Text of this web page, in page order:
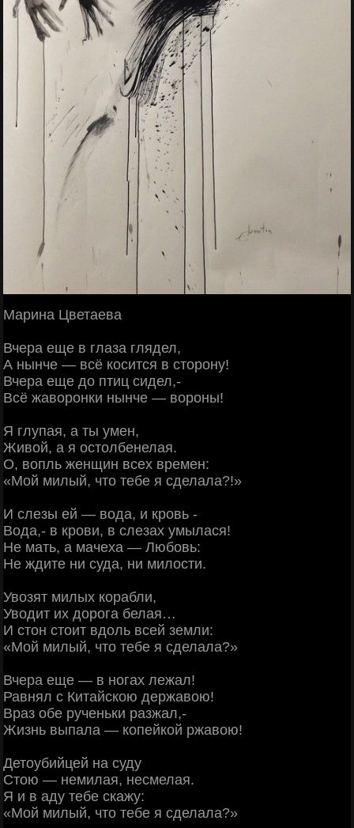
Марина Цветаева
Вчера еще в глаза глядел,
А нынче — всё косится в сторону!
Вчера еще до птиц сидел,-
Всё жаворонки нынче — вороны!
Я глупая, а ты умен,
Живой, а я остолбенелая.
О, вопль женщин всех времен:
«Мой милый, что тебе я сделала?!»
И слезы ей — вода, и кровь -
Вода,- в крови, в слезах умылася!
Не мать, а мачеха — Любовь:
Не ждите ни суда, ни милости.
Увозят милых корабли,
Уводит их дорога белая…
И стон стоит вдоль всей земли:
«Мой милый, что тебе я сделала?»
Вчера еще — в ногах лежал!
Равнял с Китайскою державою!
Враз обе рученьки разжал,-
Жизнь выпала — копейкой ржавою!
Детоубийцей на суду
Стою — немилая, несмелая.
Я и в аду тебе скажу:
«Мой милый, что тебе я сделала?»